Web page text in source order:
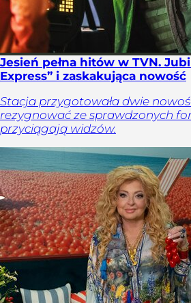
Jesień pełna hitów w TVN.
Express” i zaskakująca nowość
Stacja przygotowała dwie
rezygnować ze sprawdzonych
przyciągają widzów.